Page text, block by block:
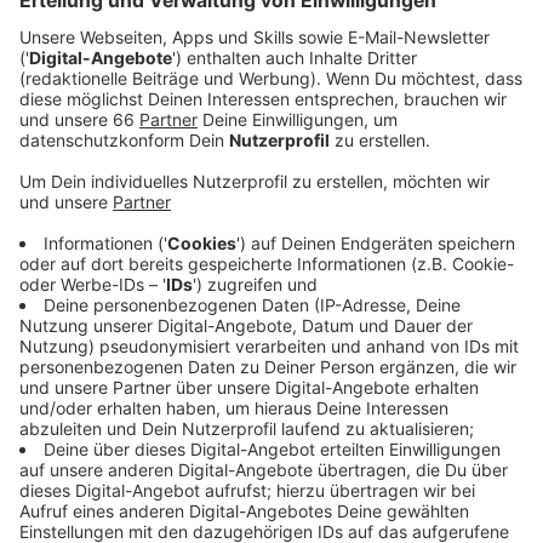
Michael Brill von DLive:
Anzeige
Michael Brill zum Japantag